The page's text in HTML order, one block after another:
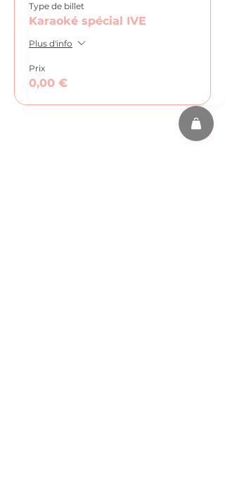
Type de billet
Karaoké spécial IVE
Plus d'info
Prix
0,00 €